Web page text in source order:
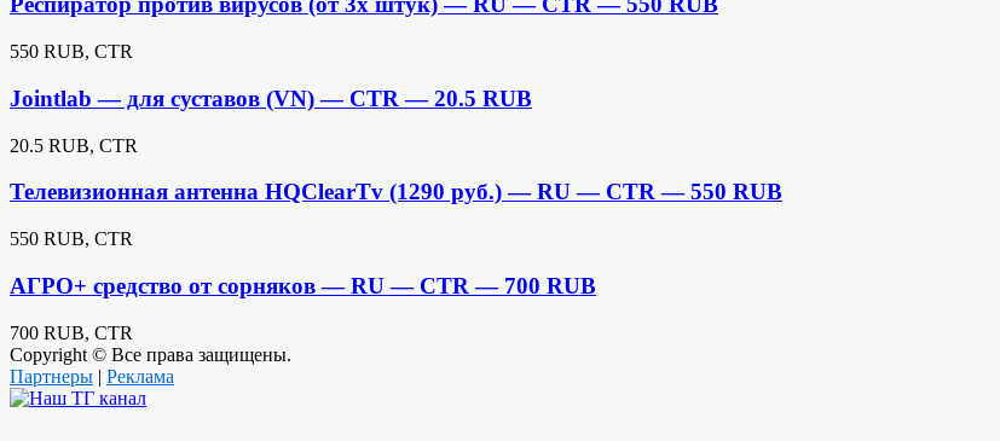
550 RUB, CTR
Jointlab — для суставов (VN) — CTR — 20.5 RUB
20.5 RUB, CTR
Телевизионная антенна HQClearTv (1290 руб.) — RU — CTR — 550 RUB
550 RUB, CTR
АГРО+ средство от сорняков — RU — CTR — 700 RUB
700 RUB, CTR
Copyright © Все права защищены.
Партнеры | Реклама